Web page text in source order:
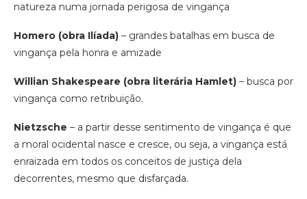
natureza numa jornada perigosa de vingança
Homero (obra Ilíada) – grandes batalhas em busca de
vingança pela honra e amizade
Willian Shakespeare (obra literária Hamlet) – busca por
vingança como retribuição.
Nietzsche – a partir desse sentimento de vingança é que
a moral ocidental nasce e cresce, ou seja, a vingança está
enraizada em todos os conceitos de justiça dela
decorrentes, mesmo que disfarçada.